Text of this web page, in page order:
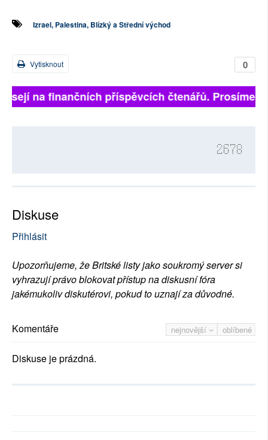
Izrael, Palestina, Blízký a Střední východ
0
Vytisknout
na finančních příspěvcích čtenářů. Prosíme,
2678
Diskuse
Přihlásit
Upozorňujeme, že Britské listy jako soukromý server si
vyhrazují právo blokovat přístup na diskusní fóra
jakémukoliv diskutérovi, pokud to uznají za důvodné.
nejnovější oblíbené
Komentáře
Diskuse je prázdná.